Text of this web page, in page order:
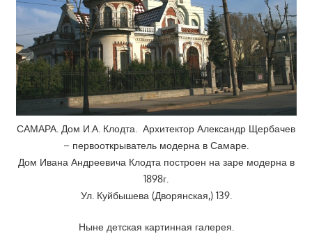
САМАРА. Дом И.А. Клодта. Архитектор Александр Щербачев
– первооткрыватель модерна в Самаре.
Дом Ивана Андреевича Клодта построен на заре модерна в
1898г.
Ул. Куйбышева (Дворянская,) 139.
Ныне детская картинная галерея.